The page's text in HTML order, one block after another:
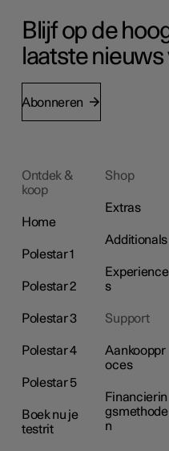
Blijf op de
laatste
Abonneren
Ontdek &
koop
Home
Polestar 1
Polestar 2
Polestar 3
Polestar 4
Polestar 5
Boek nu je
testrit
Shop
Extras
Additionals
Experience
s
Support
Aankooppr
oces
Financierin
gsmethode
n